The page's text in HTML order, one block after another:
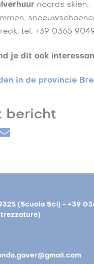
noords skiën,
tel. +39 0365
je dit ook
in de provincie
bericht
(Scuola Sci) - +39